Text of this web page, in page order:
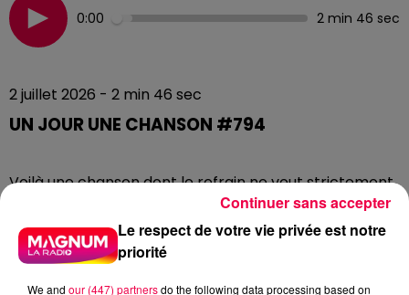
0:00 2 min 46 sec
2 juillet 2026 - 2 min 46 sec
UN JOUR UNE CHANSON #794
Voilà une chanson dont le refrain ne veut strictement
rien dire. Et pourtant, en 2012, elle a mis toute l'Europe
en transe. L'histoire deBaladaest celle d'un gamin de
la campagne brésilienne qui a conquis le monde avec
un onomatopée.
Le respect de votre vie privée est notre
priorité
We and our (447) partnersdo the following data processing based on
Continuer sans accepter